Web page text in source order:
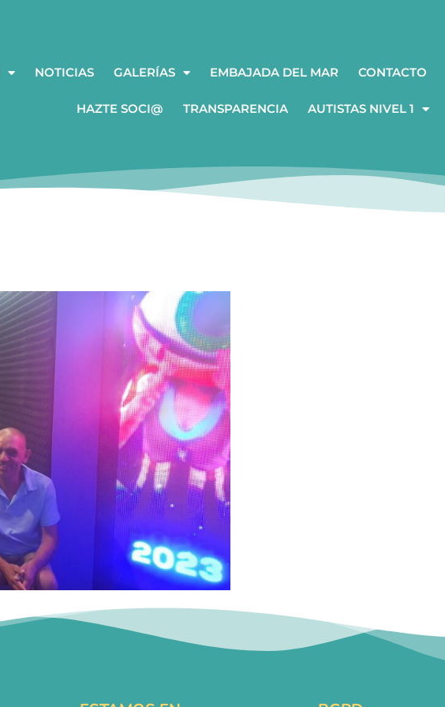
NOTICIAS GALERÍAS EMBAJADA DEL MAR CONTACTO
HAZTE SOCI@ TRANSPARENCIA AUTISTAS NIVEL 1